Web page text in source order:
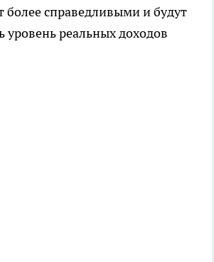
более справедливыми и будут
уровень реальных доходов